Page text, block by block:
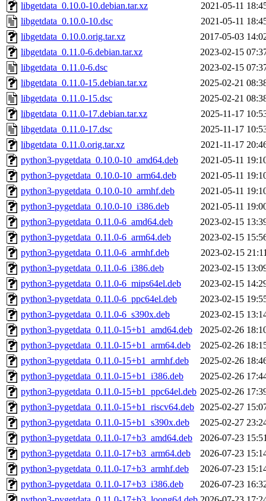
libgetdata_0.10.0-10.debian.tar.xz
2021-05-11
libgetdata_0.10.0-10.dsc
2021-05-11
libgetdata_0.10.0.orig.tar.xz
2017-05-03
libgetdata_0.11.0-6.debian.tar.xz
2023-02-15
libgetdata_0.11.0-6.dsc
2023-02-15
libgetdata_0.11.0-15.debian.tar.xz
2025-02-21
libgetdata_0.11.0-15.dsc
2025-02-21
libgetdata_0.11.0-17.debian.tar.xz
2025-11-17
libgetdata_0.11.0-17.dsc
2025-11-17
libgetdata_0.11.0.orig.tar.xz
2021-11-17
python3-pygetdata_0.10.0-10_amd64.deb
2021-05-11
python3-pygetdata_0.10.0-10_arm64.deb
2021-05-11
python3-pygetdata_0.10.0-10_armhf.deb
2021-05-11
python3-pygetdata_0.10.0-10_i386.deb
2021-05-11
python3-pygetdata_0.11.0-6_amd64.deb
2023-02-15
python3-pygetdata_0.11.0-6_arm64.deb
2023-02-15
python3-pygetdata_0.11.0-6_armhf.deb
2023-02-15
python3-pygetdata_0.11.0-6_i386.deb
2023-02-15
python3-pygetdata_0.11.0-6_mips64el.deb
2023-02-15
python3-pygetdata_0.11.0-6_ppc64el.deb
2023-02-15
python3-pygetdata_0.11.0-6_s390x.deb
2023-02-15
python3-pygetdata_0.11.0-15+b1_amd64.deb
2025-02-26
python3-pygetdata_0.11.0-15+b1_arm64.deb
2025-02-26
python3-pygetdata_0.11.0-15+b1_armhf.deb
2025-02-26
python3-pygetdata_0.11.0-15+b1_i386.deb
2025-02-26
python3-pygetdata_0.11.0-15+b1_ppc64el.deb 2025-02-26
python3-pygetdata_0.11.0-15+b1_riscv64.deb 2025-02-27
python3-pygetdata_0.11.0-15+b1_s390x.deb
2025-02-27
python3-pygetdata_0.11.0-17+b3_amd64.deb
2026-07-23
python3-pygetdata_0.11.0-17+b3_arm64.deb
2026-07-23
python3-pygetdata_0.11.0-17+b3_armhf.deb
2026-07-23
python3-pygetdata_0.11.0-17+b3_i386.deb
2026-07-23